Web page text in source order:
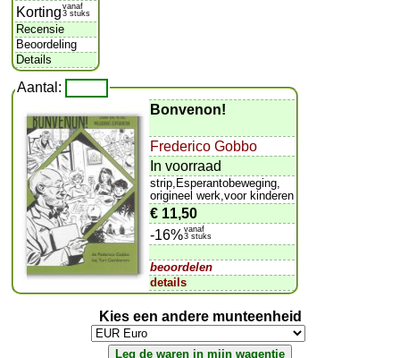
Korting vanaf
3 stuks
Recensie
Beoordeling
Details
Aantal:
Bonvenon!
Frederico Gobbo
In voorraad
strip,Esperantobeweging,
origineel werk,voor kinderen
€ 11,50
-16%vanaf
3 stuks
beoordelen
details
Kies een andere munteenheid